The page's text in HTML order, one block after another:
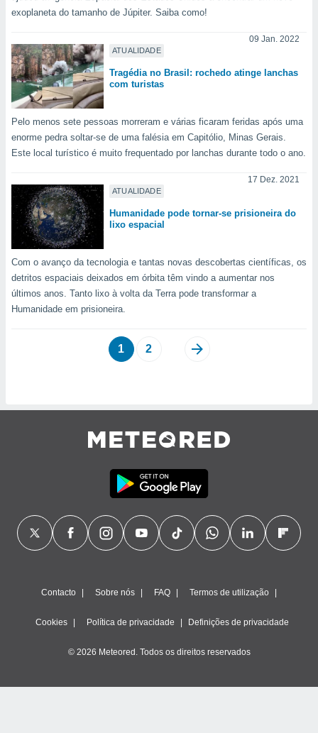
exoplaneta do tamanho de Júpiter. Saiba como!
ATUALIDADE
09 Jan. 2022
Tragédia no Brasil: rochedo atinge lanchas
com turistas
Pelo menos sete pessoas morreram e várias ficaram feridas após uma
enorme pedra soltar-se de uma falésia em Capitólio, Minas Gerais.
Este local turístico é muito frequentado por lanchas durante todo o ano.
ATUALIDADE
17 Dez. 2021
Humanidade pode tornar-se prisioneira do
lixo espacial
Com o avanço da tecnologia e tantas novas descobertas científicas, os
detritos espaciais deixados em órbita têm vindo a aumentar nos
últimos anos. Tanto lixo à volta da Terra pode transformar a
Humanidade em prisioneira.
1 2
Contacto Sobre nós FAQ Termos de utilização
Cookies Política de privacidade Definições de privacidade
© 2026 Meteored. Todos os direitos reservados